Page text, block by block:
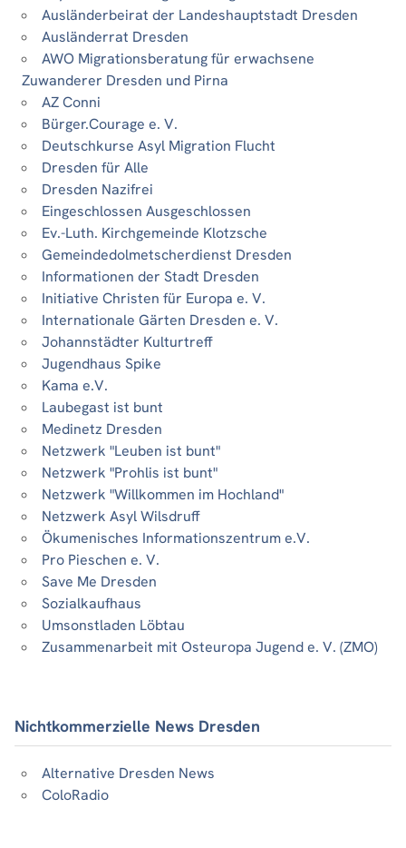
Ausländerbeirat der Landeshauptstadt Dresden
Ausländerrat Dresden
AWO Migrationsberatung für erwachsene
Zuwanderer Dresden und Pirna
AZ Conni
Bürger.Courage e. V.
Deutschkurse Asyl Migration Flucht
Dresden für Alle
Dresden Nazifrei
Eingeschlossen Ausgeschlossen
Ev.-Luth. Kirchgemeinde Klotzsche
Gemeindedolmetscherdienst Dresden
Informationen der Stadt Dresden
Initiative Christen für Europa e. V.
Internationale Gärten Dresden e. V.
Johannstädter Kulturtreff
Jugendhaus Spike
Kama e.V.
Laubegast ist bunt
Medinetz Dresden
Netzwerk "Leuben ist bunt"
Netzwerk "Prohlis ist bunt"
Netzwerk "Willkommen im Hochland"
Netzwerk Asyl Wilsdruff
Ökumenisches Informationszentrum e.V.
Pro Pieschen e. V.
Save Me Dresden
Sozialkaufhaus
Umsonstladen Löbtau
Zusammenarbeit mit Osteuropa Jugend e. V. (ZMO)
Nichtkommerzielle News Dresden
Alternative Dresden News
ColoRadio